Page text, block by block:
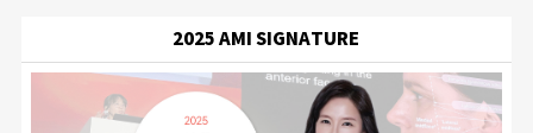
2025 AMI SIGNATURE